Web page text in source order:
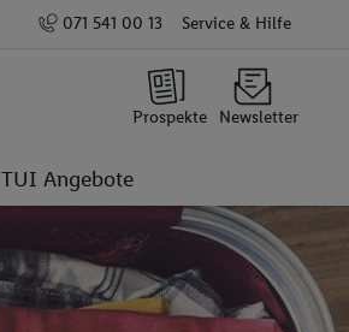
071 541 00 13 Service & Hilfe
Prospekte Newsletter
TUI Angebote